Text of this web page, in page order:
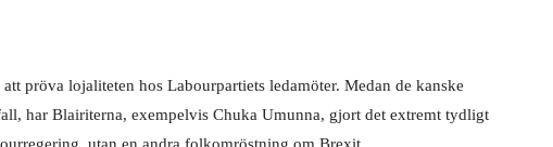
pröva lojaliteten hos Labourpartiets ledamöter. Medan de kanske
har Blairiterna, exempelvis Chuka Umunna, gjort det extremt tydligt